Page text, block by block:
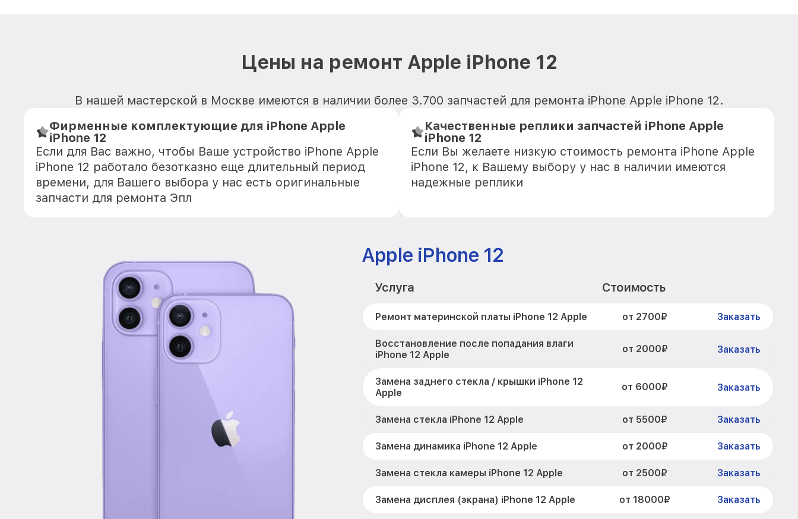
Цены на ремонт Apple iPhone 12
В нашей мастерской в Москве имеются в наличии более 3.700 запчастей для ремонта iPhone Apple iPhone 12.
Фирменные комплектующие для iPhone Apple
iPhone 12
Если для Вас важно, чтобы Ваше устройство iPhone Apple
iPhone 12 работало безотказно еще длительный период
времени, для Вашего выбора у нас есть оригинальные
запчасти для ремонта Эпл
Качественные реплики запчастей iPhone Apple
iPhone 12
Если Вы желаете низкую стоимость ремонта iPhone Apple
iPhone 12, к Вашему выбору у нас в наличии имеются
надежные реплики
Apple iPhone 12
Услуга Стоимость
Ремонт материнской платы iPhone 12 Apple от 2700₽ Заказать
Восстановление после попадания влаги
iPhone 12 Apple
от 2000₽ Заказать
Замена заднего стекла / крышки iPhone 12
Apple
от 6000₽ Заказать
Замена стекла iPhone 12 Apple от 5500₽ Заказать
Замена динамика iPhone 12 Apple от 2000₽ Заказать
Замена стекла камеры iPhone 12 Apple от 2500₽ Заказать
Замена дисплея (экрана) iPhone 12 Apple от 18000₽ Заказать